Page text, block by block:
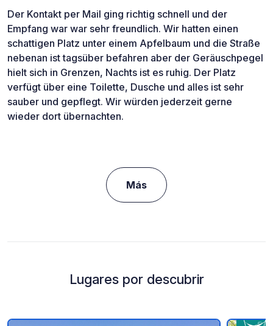
Der Kontakt per Mail ging richtig schnell und der
Empfang war war sehr freundlich. Wir hatten einen
schattigen Platz unter einem Apfelbaum und die Straße
nebenan ist tagsüber befahren aber der Geräuschpegel
hielt sich in Grenzen, Nachts ist es ruhig. Der Platz
verfügt über eine Toilette, Dusche und alles ist sehr
sauber und gepflegt. Wir würden jederzeit gerne
wieder dort übernachten.
Más
Lugares por descubrir